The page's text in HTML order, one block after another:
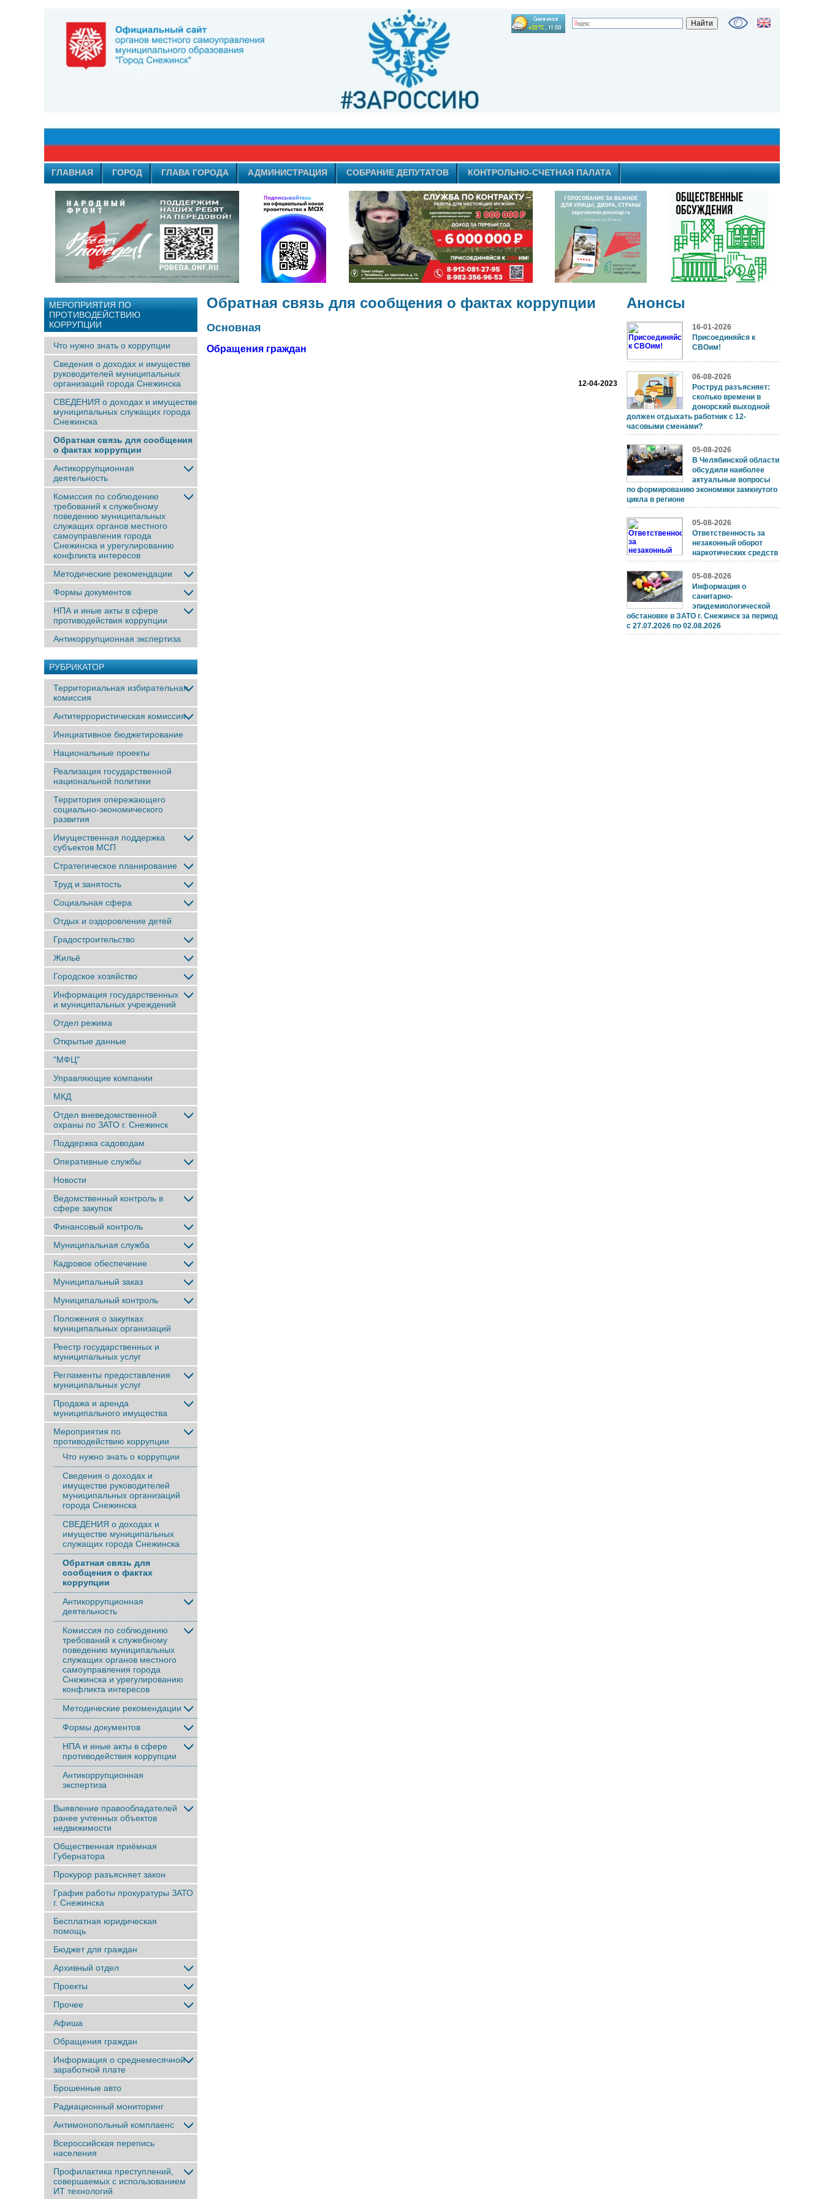
ГЛАВНАЯ ГОРОД ГЛАВА ГОРОДА АДМИНИСТРАЦИЯ СОБРАНИЕ ДЕПУТАТОВ КОНТРОЛЬНО-СЧЕТНАЯ ПАЛАТА
МЕРОПРИЯТИЯ ПО
ПРОТИВОДЕЙСТВИЮ
КОРРУПЦИИ
Что нужно знать о коррупции
Сведения о доходах и имуществе
руководителей муниципальных
организаций города Снежинска
СВЕДЕНИЯ о доходах и имуществе
муниципальных служащих города
Снежинска
Обратная связь для сообщения
о фактах коррупции
Антикоррупционная
деятельность
Комиссия по соблюдению
требований к служебному
поведению муниципальных
служащих органов местного
самоуправления города
Снежинска и урегулированию
конфликта интересов
Методические рекомендации
Формы документов
НПА и иные акты в сфере
противодействия коррупции
Антикоррупционная экспертиза
РУБРИКАТОР
Территориальная избирательная
комиссия
Антитеррористическая комиссия
Инициативное бюджетирование
Национальные проекты
Реализация государственной
национальной политики
Территория опережающего
социально-экономического
развития
Имущественная поддержка
субъектов МСП
Стратегическое планирование
Труд и занятость
Социальная сфера
Отдых и оздоровление детей
Градостроительство
Жильё
Городское хозяйство
Информация государственных
и муниципальных учреждений
Отдел режима
Открытые данные
"МФЦ"
Управляющие компании
МКД
Отдел вневедомственной
охраны по ЗАТО г. Снежинск
Поддержка садоводам
Оперативные службы
Новости
Ведомственный контроль в
сфере закупок
Финансовый контроль
Муниципальная служба
Кадровое обеспечение
Муниципальный заказ
Муниципальный контроль
Положения о закупках
муниципальных организаций
Реестр государственных и
муниципальных услуг
Регламенты предоставления
муниципальных услуг
Продажа и аренда
муниципального имущества
Мероприятия по
противодействию коррупции
Что нужно знать о коррупции
Сведения о доходах и
имуществе руководителей
муниципальных организаций
города Снежинска
СВЕДЕНИЯ о доходах и
имуществе муниципальных
служащих города Снежинска
Обратная связь для
сообщения о фактах
коррупции
Антикоррупционная
деятельность
Комиссия по соблюдению
требований к служебному
поведению муниципальных
служащих органов местного
самоуправления города
Снежинска и урегулированию
конфликта интересов
Методические рекомендации
Формы документов
НПА и иные акты в сфере
противодействия коррупции
Антикоррупционная
экспертиза
Выявление правообладателей
ранее учтенныx объектов
недвижимости
Общественная приёмная
Губернатора
Прокурор разъясняет закон
График работы прокуратуры ЗАТО
г. Снежинска
Бесплатная юридическая
помощь
Бюджет для граждан
Архивный отдел
Проекты
Прочее
Афиша
Обращения граждан
Информация о среднемесячной
заработной плате
Брошенные авто
Радиационный мониторинг
Антимонопольный комплаенс
Всероссийская перепись
населения
Профилактика преступлений,
совершаемых с использованием
ИТ технологий
Обратная связь для сообщения о фактах коррупции
Основная
Обращения граждан
12-04-2023
Анонсы
16-01-2026
Присоединяйся к
СВОим!
06-08-2026
Роструд разъясняет:
сколько времени в
донорский выходной
должен отдыхать работник с 12-
часовыми сменами?
05-08-2026
В Челябинской области
обсудили наиболее
актуальные вопросы
по формированию экономики замкнутого
цикла в регионе
05-08-2026
Ответственность за
незаконный оборот
наркотических средств
05-08-2026
Информация о
санитарно-
эпидемиологической
обстановке в ЗАТО г. Снежинск за период
с 27.07.2026 по 02.08.2026